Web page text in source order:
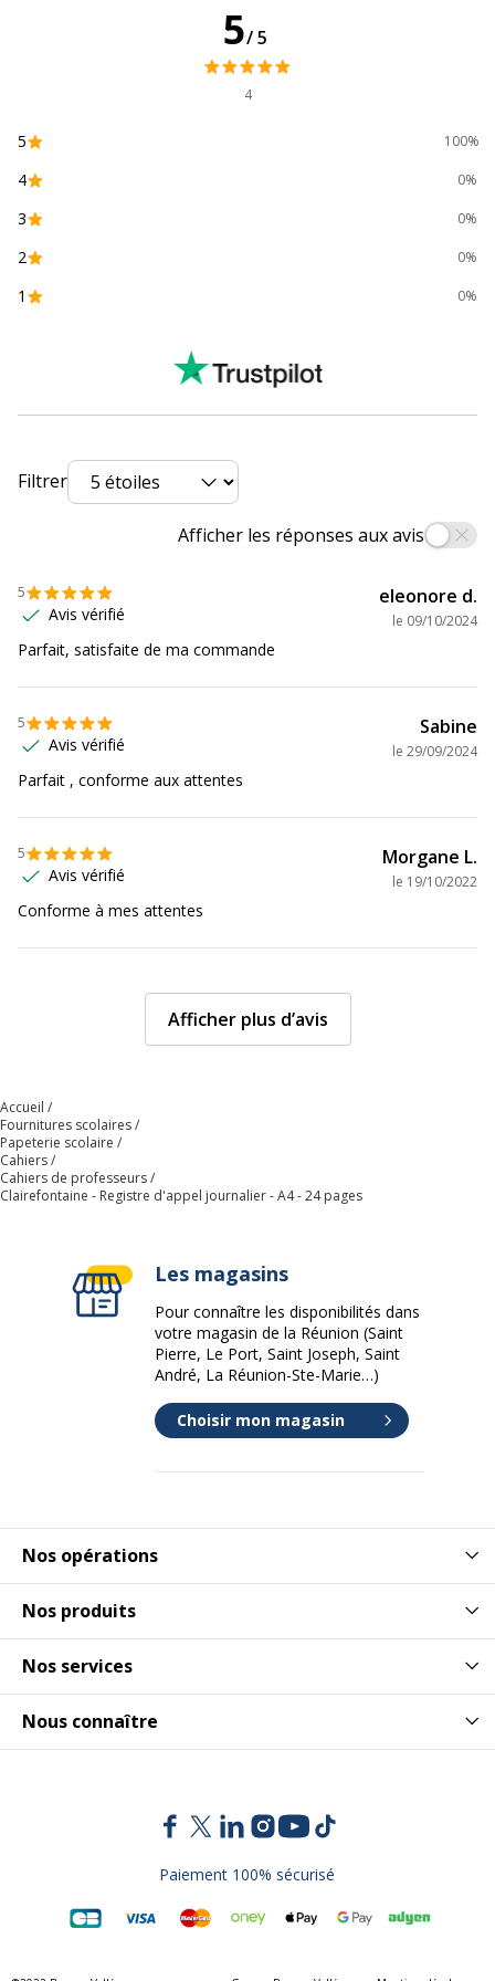
L'image du produit peut être
d'une couleur différente
Caractéristiques environnementales
Certification PEFC
Données d'identification
Clairefontaine
Données logistiques
5/5
4
5 100%
4 0%
3 0%
2 0%
1 0%
Filtrer
Afficher les réponses aux avis
5
Avis vérifié
eleonore d.
le 09/10/2024
Parfait, satisfaite de ma commande
5
Avis vérifié
Sabine
le 29/09/2024
Parfait , conforme aux attentes
5
Avis vérifié
Morgane L.
le 19/10/2022
Conforme à mes attentes
Afficher plus d’avis
Accueil
Fournitures scolaires
Papeterie scolaire
Cahiers
Cahiers de professeurs
Clairefontaine - Registre d'appel journalier - A4 - 24 pages
Nos opérations
Nos produits
Nos services
Nous connaître
Les magasins
Pour connaître les disponibilités dans
votre magasin de la Réunion (Saint
Pierre, Le Port, Saint Joseph, Saint
André, La Réunion-Ste-Marie…)
Choisir mon magasin
Paiement 100% sécurisé